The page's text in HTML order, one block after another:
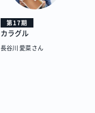
第17期
カラグル
長谷川 愛菜さん